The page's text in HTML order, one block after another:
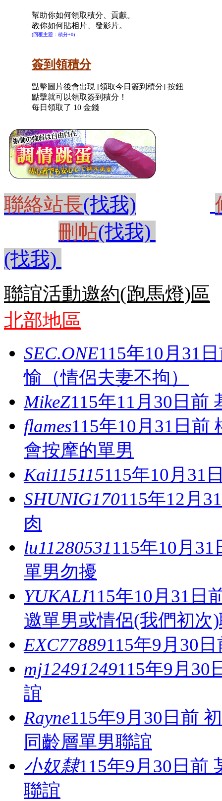
幫助你如何領取積分、貢獻。
教你如何貼相片、發影片。
(回覆主題：積分+0)
簽到領積分
點擊圖片後會出現 [領取今日簽到積分] 按鈕
點擊就可以領取簽到積分！
每日領取了 10 金錢
聯絡站長(找我)
刪帖(找我)
(找我)
聯誼活動邀約(跑馬燈)區
北部地區
SEC.ONE115年10月31
愉（情侶夫妻不拘）
MikeZ115年11月30日前
flames115年10月31日前
會按摩的單男
Kai115115115年10月31
SHUNIG170115年12月
肉
lu11280531115年10月
單男勿擾
YUKALI115年10月31日
邀單男或情侶(我們初次
EXC77889115年9月30
mj12491249115年9月30
誼
Rayne115年9月30日前
同齡層單男聯誼
小奴隸115年9月30日前
聯誼